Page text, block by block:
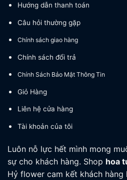
Hướng dẫn thanh toán
Câu hỏi thường gặp
Chính sách giao hàng
Chính sách đổi trả
Chính Sách Bảo Mật Thông Tin
Giỏ Hàng
Liên hệ cửa hàng
Tài khoản của tôi
Luôn nỗ lực hết mình mong
sự cho khách hàng. Shop hoa
Hỷ flower cam kết khách hàng